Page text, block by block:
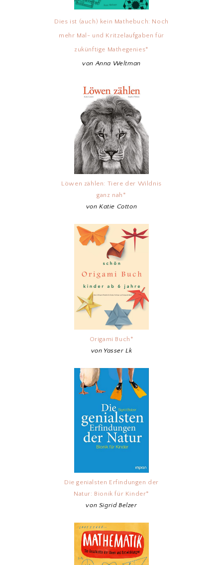
Dies ist (auch) kein Mathebuch: Noch
mehr Mal- und Kritzelaufgaben für
zukünftige Mathegenies*
von Anna Weltman
Löwen zählen: Tiere der Wildnis
ganz nah*
von Katie Cotton
Origami Buch*
von Yasser Lk
Die genialsten Erfindungen der
Natur: Bionik für Kinder*
von Sigrid Belzer